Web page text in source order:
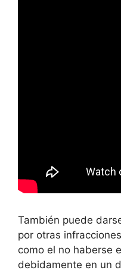
También puede
por otras
como el no haberse
debidamente en un